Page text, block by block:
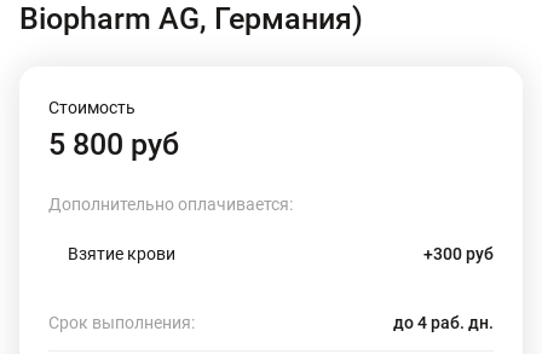
Biopharm AG, Германия)
Стоимость
5 800 руб
Дополнительно оплачивается:
Взятие крови +300 руб
Срок выполнения: до 4 раб. дн.